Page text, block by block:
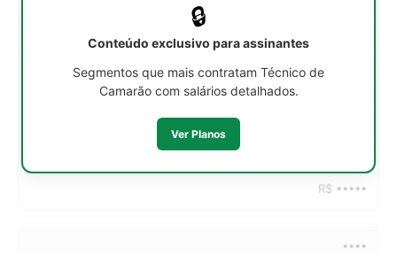
R$ •••••
••••
🔒
Conteúdo exclusivo para assinantes
Segmentos que mais contratam Técnico de
Camarão com salários detalhados.
Ver Planos